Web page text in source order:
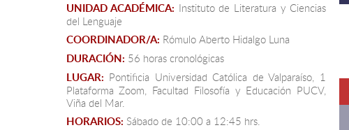
UNIDAD ACADÉMICA: Instituto de Literatura y Ciencias
del Lenguaje
COORDINADOR/A: Rómulo Aberto Hidalgo Luna
DURACIÓN: 56 horas cronológicas
LUGAR: Pontificia Universidad Católica de Valparaíso, 1
Plataforma Zoom, Facultad Filosofía y Educación PUCV,
Viña del Mar.
HORARIOS: Sábado de 10:00 a 12:45 hrs.